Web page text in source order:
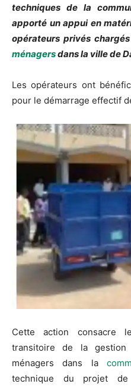
techniques de la
apporté un appui en
opérateurs privés
ménagersdans la ville de
Les opérateurs ont
pour le démarrage effectif
Cette action consacre
transitoire de la
ménagers dans la
technique du projet